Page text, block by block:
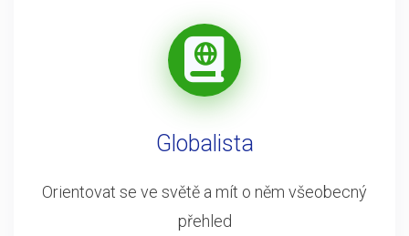
Globalista
Orientovat se ve světě a mít o něm všeobecný
přehled